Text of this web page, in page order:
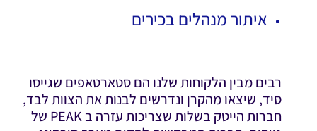
איתור מנהלים בכירים
רבים מבין הלקוחות שלנו הם סטארטאפים שגייסו
סיד, שיצאו מהקרן ונדרשים לבנות את הצוות לבד,
חברות הייטק בשלות שצריכות עזרה ב PEAK של